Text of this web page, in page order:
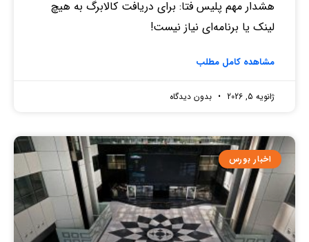
هشدار مهم پلیس فتا: برای دریافت کالابرگ به هیچ
لینک یا برنامه‌ای نیاز نیست!
مشاهده کامل مطلب
ژانویه 5, 2026 بدون دیدگاه
اخبار بورس